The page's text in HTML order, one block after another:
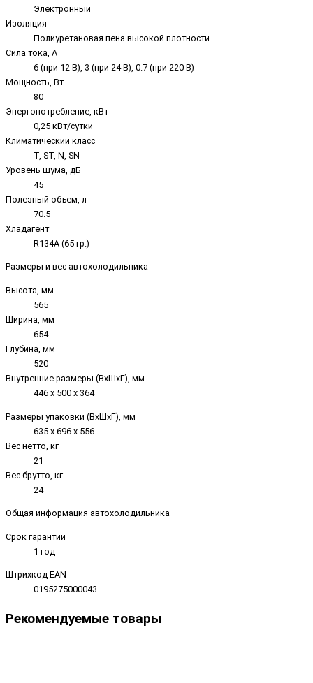
Электронный
Изоляция
Полиуретановая пена высокой плотности
Сила тока, А
6 (при 12 В), 3 (при 24 В), 0.7 (при 220 В)
Мощность, Вт
80
Энергопотребление, кВт
0,25 кВт/сутки
Климатический класс
T, ST, N, SN
Уровень шума, дБ
45
Полезный объем, л
70.5
Хладагент
R134A (65 гр.)
Размеры и вес автохолодильника
Высота, мм
565
Ширина, мм
654
Глубина, мм
520
Внутренние размеры (ВxШxГ), мм
446 х 500 х 364
Размеры упаковки (ВxШxГ), мм
635 х 696 х 556
Вес нетто, кг
21
Вес брутто, кг
24
Общая информация автохолодильника
Срок гарантии
1 год
Штрихкод EAN
0195275000043
Рекомендуемые товары